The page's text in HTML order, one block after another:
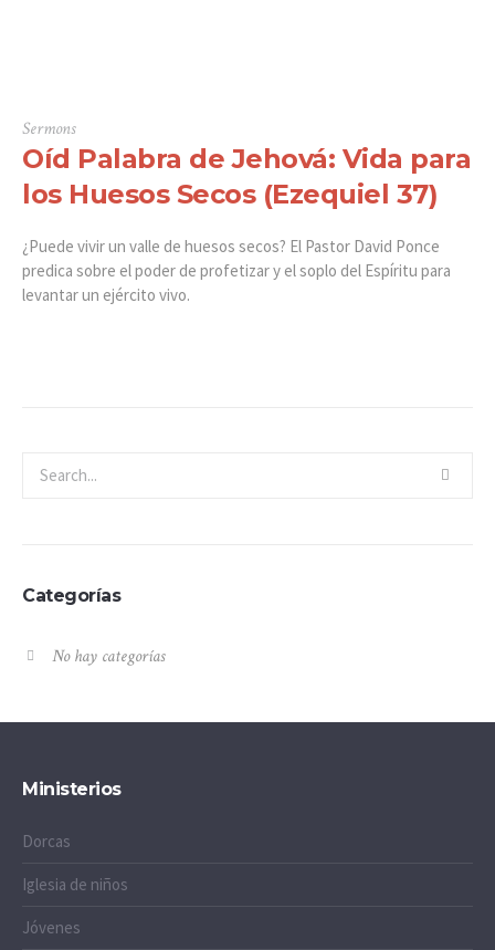
Sermons
Oíd Palabra de Jehová: Vida para
los Huesos Secos (Ezequiel 37)
¿Puede vivir un valle de huesos secos? El Pastor David Ponce
predica sobre el poder de profetizar y el soplo del Espíritu para
levantar un ejército vivo.
Categorías
No hay categorías
Ministerios
Dorcas
Iglesia de niños
Jóvenes